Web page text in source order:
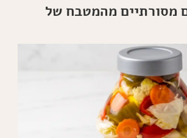
מסורתיים מהמטבח של